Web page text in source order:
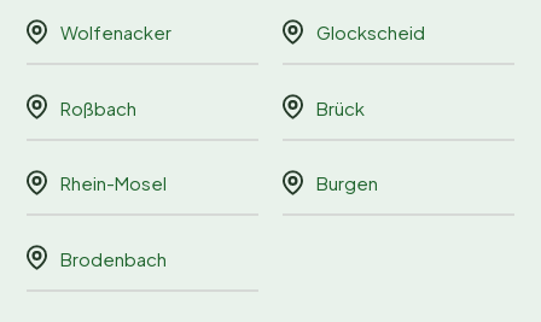
Wolfenacker Glockscheid
Roßbach Brück
Rhein-Mosel Burgen
Brodenbach